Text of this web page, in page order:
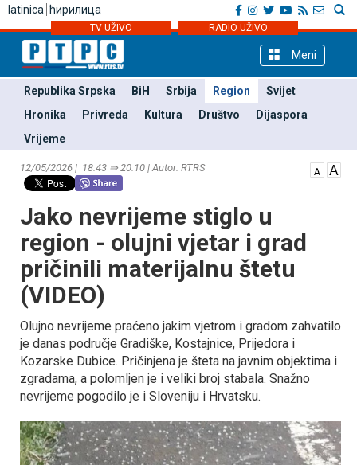
latinica ћирилица
TV UŽIVO RADIO UŽIVO
Meni
Republika Srpska BiH Srbija Region
Svijet
Hronika
Privreda Kultura Društvo
Dijaspora
Vrijeme
12/05/2026 | 18:43 ⇒ 20:10 | Autor: RTRS
Јako nevrijeme stiglo u
region - olujni vjetar i grad
pričinili materijalnu štetu
(VIDEO)
Olujno nevrijeme praćeno jakim vjetrom i gradom zahvatilo
je danas područje Gradiške, Kostajnice, Prijedora i
Kozarske Dubice. Pričinjena je šteta na javnim objektima i
zgradama, a polomljen je i veliki broj stabala. Snažno
nevrijeme pogodilo je i Sloveniju i Hrvatsku.